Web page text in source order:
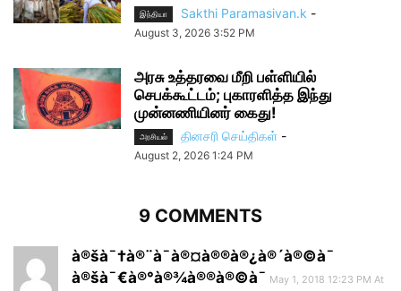
இந்தியா Sakthi Paramasivan.k -
August 3, 2026 3:52 PM
அரசு உத்தரவை மீறி பள்ளியில்
செபக்கூட்டம்; புகாரளித்த இந்து
முன்னணியினர் கைது!
அரசியல் தினசரி செய்திகள் -
August 2, 2026 1:24 PM
9 COMMENTS
à®šà¯†à®¨à¯à®¤à®®à®¿à®´à®©à¯
à®šà¯€à®°à®¾à®®à®©à¯ May 1, 2018 12:23 PM At